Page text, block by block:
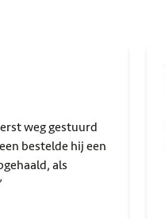
bestelde hij een
als